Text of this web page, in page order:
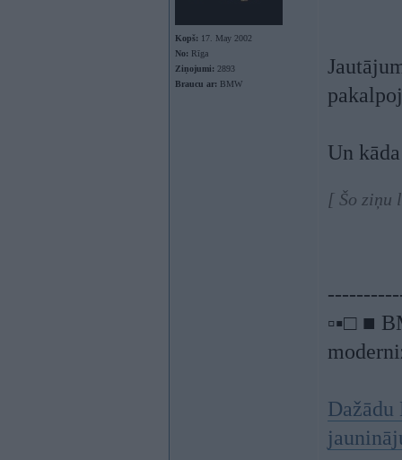
Kopš: 17. May 2002
No: Rīga
Ziņojumi: 2893
Braucu ar: BMW
Un
[ Šo ziņu
▫▪□ ■